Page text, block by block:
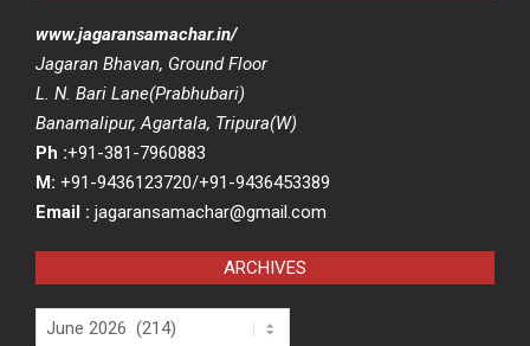
www.jagaransamachar.in/
Jagaran Bhavan, Ground Floor
L. N. Bari Lane(Prabhubari)
Banamalipur, Agartala, Tripura(W)
Ph :+91-381-7960883
M: +91-9436123720/+91-9436453389
Email : jagaransamachar@gmail.com
ARCHIVES
Archives